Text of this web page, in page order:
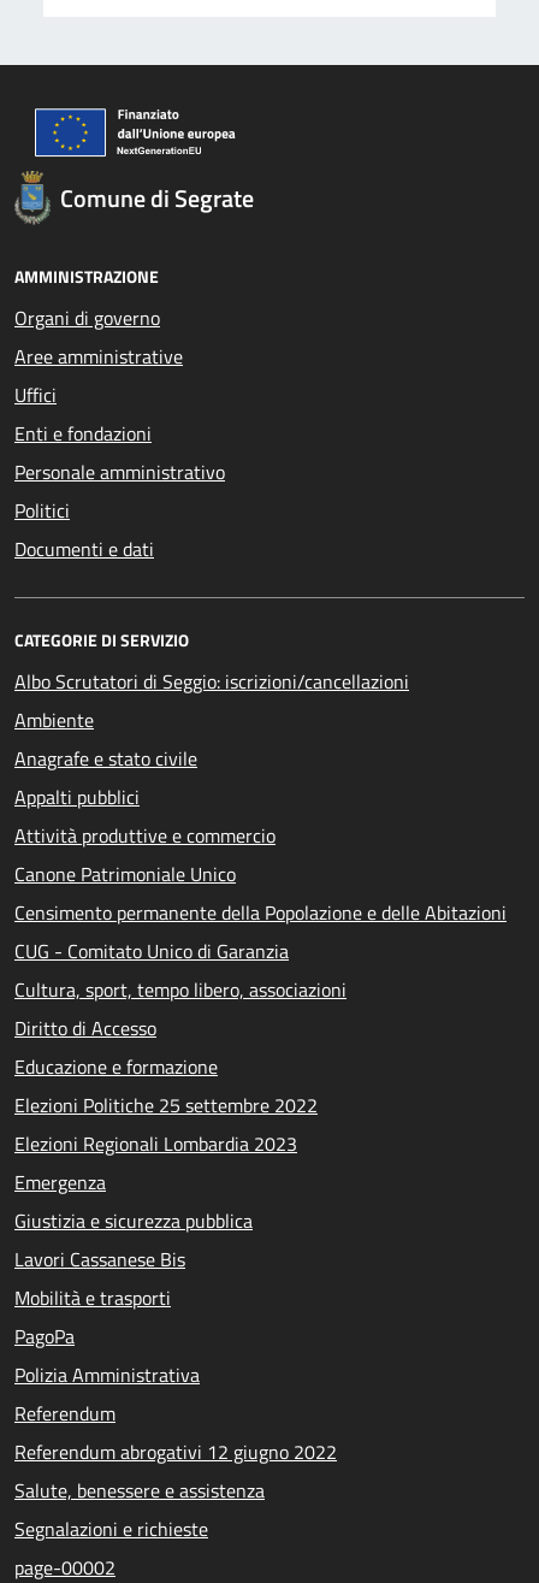
Comune di Segrate
AMMINISTRAZIONE
Organi di governo
Aree amministrative
Uffici
Enti e fondazioni
Personale amministrativo
Politici
Documenti e dati
CATEGORIE DI SERVIZIO
Albo Scrutatori di Seggio: iscrizioni/cancellazioni
Ambiente
Anagrafe e stato civile
Appalti pubblici
Attività produttive e commercio
Canone Patrimoniale Unico
Censimento permanente della Popolazione e delle Abitazioni
CUG - Comitato Unico di Garanzia
Cultura, sport, tempo libero, associazioni
Diritto di Accesso
Educazione e formazione
Elezioni Politiche 25 settembre 2022
Elezioni Regionali Lombardia 2023
Emergenza
Giustizia e sicurezza pubblica
Lavori Cassanese Bis
Mobilità e trasporti
PagoPa
Polizia Amministrativa
Referendum
Referendum abrogativi 12 giugno 2022
Salute, benessere e assistenza
Segnalazioni e richieste
page-00002